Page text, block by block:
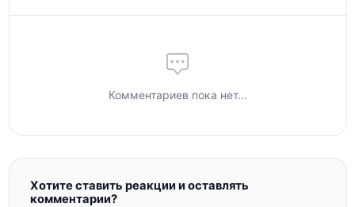
Комментариев пока нет...
Хотите ставить реакции и оставлять
комментарии?